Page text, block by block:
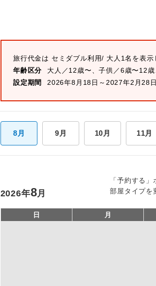
旅行代金は セミダブル利用/ 大人1名を表示
年齢区分
大人／12歳〜、子供／6歳〜12
設定期間
2026年8月18日～2027年2月28日
8月 9月 10月 11月
「予約する
部屋タイプを
2026年8月
日 月